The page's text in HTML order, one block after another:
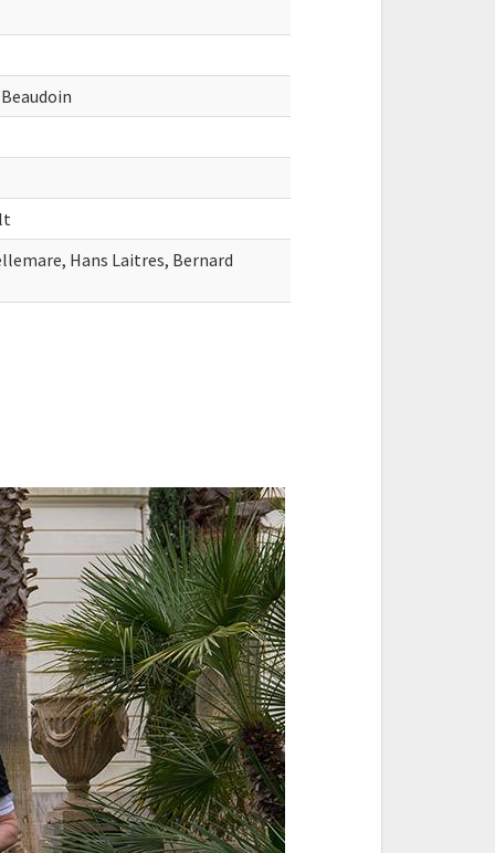
Hans Laitres, Bernard